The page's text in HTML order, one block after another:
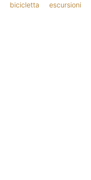
bicicletta escursioni